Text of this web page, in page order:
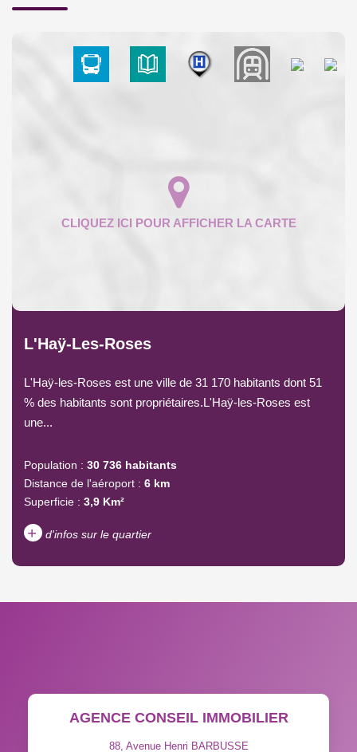
L'Haÿ-Les-Roses
L'Haÿ-les-Roses est une ville de 31 170 habitants dont 51
% des habitants sont propriétaires.L'Haÿ-les-Roses est
une...
Population : 30 736 habitants
Distance de l'aéroport : 6 km
Superficie : 3,9 Km²
+ d'infos sur le quartier
TAXE FONCIÈRE
PART DES MÉNAGES SANS
VOITURE
AGENCE CONSEIL IMMOBILIER
88, Avenue Henri BARBUSSE